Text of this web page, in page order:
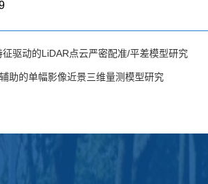
驱动的LiDAR点云严密配准/平差模型研究
助的单幅影像近景三维量测模型研究